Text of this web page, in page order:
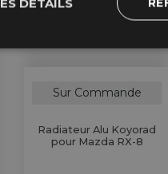
Sur Commande
Radiateur Alu Koyorad
pour Mazda RX-8